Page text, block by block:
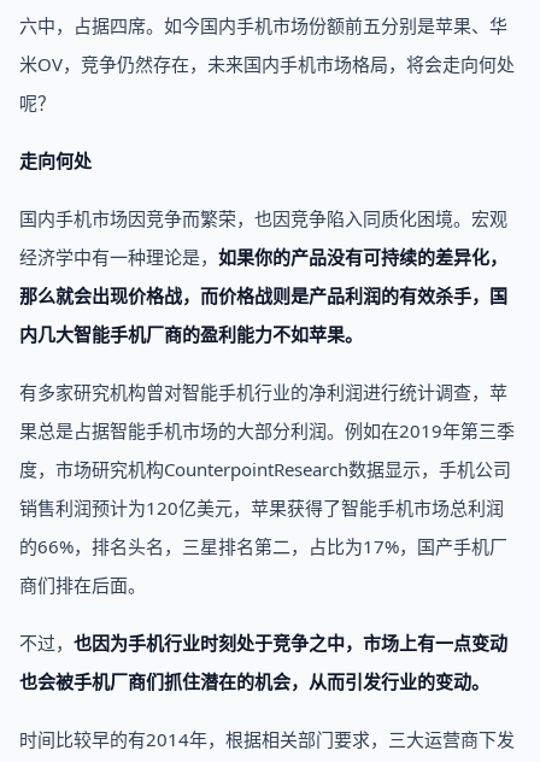
六中，占据四席。如今国内手机市场份额前五分别是苹果、华
米OV，竞争仍然存在，未来国内手机市场格局，将会走向何处
呢？
走向何处
国内手机市场因竞争而繁荣，也因竞争陷入同质化困境。宏观
经济学中有一种理论是， 如果你的产品没有可持续的差异化，
那么就会出现价格战，而价格战则是产品利润的有效杀手，国
内几大智能手机厂商的盈利能力不如苹果。
有多家研究机构曾对智能手机行业的净利润进行统计调查，苹
果总是占据智能手机市场的大部分利润。例如在2019年第三季
度，市场研究机构CounterpointResearch数据显示，手机公司
销售利润预计为120亿美元，苹果获得了智能手机市场总利润
的66%，排名头名，三星排名第二，占比为17%，国产手机厂
商们排在后面。
不过， 也因为手机行业时刻处于竞争之中，市场上有一点变动
也会被手机厂商们抓住潜在的机会，从而引发行业的变动。
时间比较早的有2014年，根据相关部门要求，三大运营商下发